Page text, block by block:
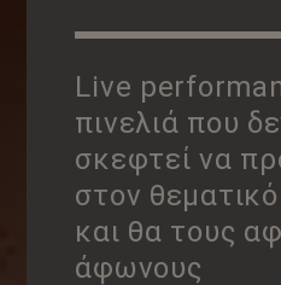
Live
πινελιά που
σκεφτεί να
στον
και θα τους
άφωνους